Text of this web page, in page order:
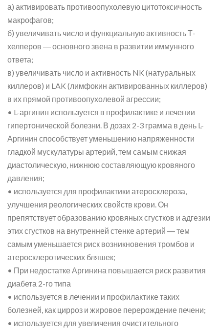
а) активировать противоопухолевую цитотоксичность
макрофагов;
б) увеличивать число и функциальную активность Т-
хелперов ― основного звена в развитии иммунного
ответа;
в) увеличивать число и активность NK (натуральных
киллеров) и LAK (лимфокин активированных киллеров)
в их прямой противоопухолевой агрессии;
• L-аргинин используется в профилактике и лечении
гипертонической болезни. В дозах 2-3 грамма в день L-
Аргинин способствует уменьшению напряженности
гладкой мускулатуры артерий, тем самым снижая
диастолическую, нижнюю составляющую кровяного
давления;
• используется для профилактики атеросклероза,
улучшения реологических свойств крови. Он
препятствует образованию кровяных сгустков и адгезии
этих сгустков на внутренней стенке артерий ― тем
самым уменьшается риск возникновения тромбов и
атеросклеротических бляшек;
• При недостатке Аргинина повышается риск развития
диабета 2-го типа
• используется в лечении и профилактике таких
болезней, как цирроз и жировое перерождение печени;
• используется для увеличения очистительного